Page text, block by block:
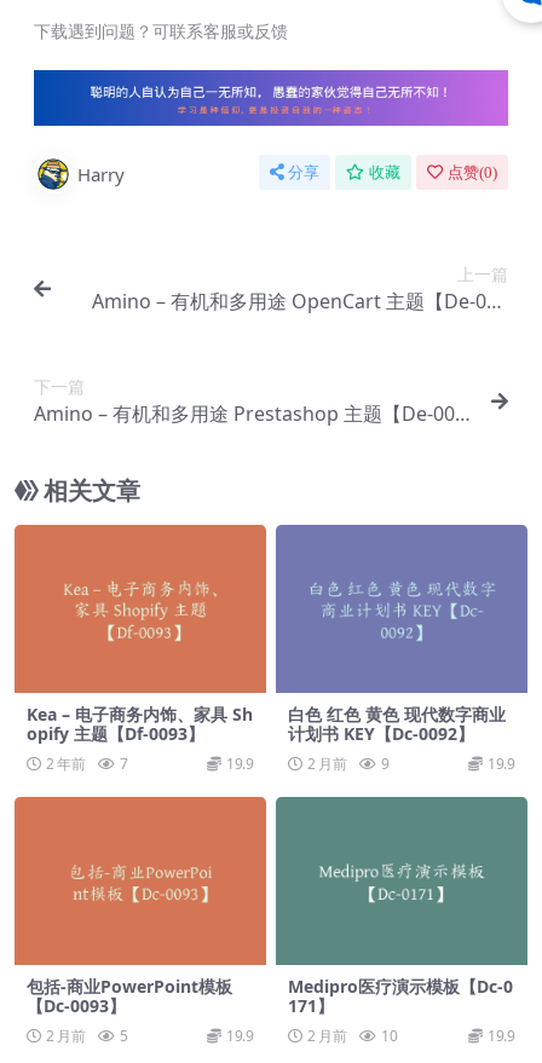
下载遇到问题？可联系客服或反馈
Harry 分享 收藏 点赞(0)
上一篇
Amino – 有机和多用途 OpenCart 主题【De-000
下一篇
Amino – 有机和多用途 Prestashop 主题【De-000
相关文章
Kea – 电子商务内饰、家具 Sh
opify 主题【Df-0093】
2 年前 7 19.9
白色 红色 黄色 现代数字商业
计划书 KEY【Dc-0092】
2 月前 9 19.9
包括-商业PowerPoint模板
【Dc-0093】
2 月前 5 19.9
Medipro医疗演示模板【Dc-0
171】
2 月前 10 19.9